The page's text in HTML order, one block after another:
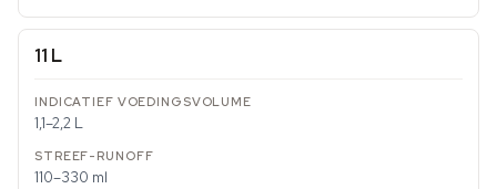
11 L
1,1–2,2 L
110–330 ml